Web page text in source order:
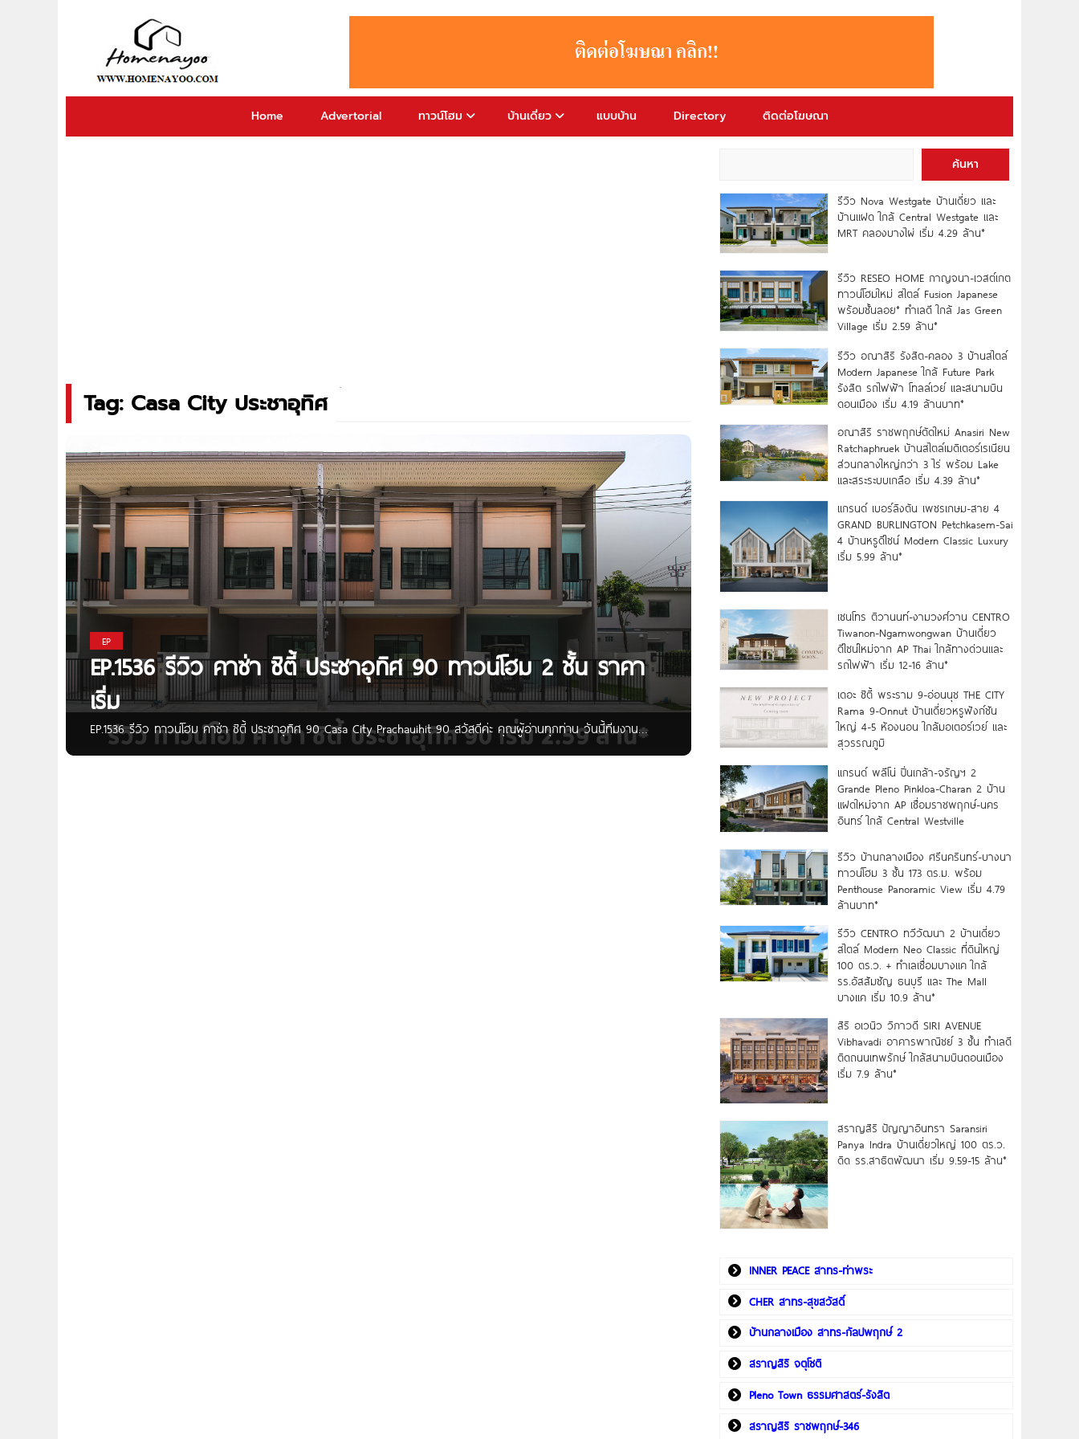
Home Advertorial ทาวน์โฮม บ้านเดี่ยว แบบบ้าน Directory ติดต่อโฆษณา
Tag: Casa City ประชาอุทิศ
EP
EP.1536 รีวิว คาซ่า ซิตี้ ประชาอุทิศ 90 ทาวน์โฮม 2 ชั้น ราคา
เริ่ม
EP.1536 รีวิว ทาวน์โฮม คาซ่า ซิตี้ ประชาอุทิศ 90 Casa City Prachauihit 90 สวัสดีค่ะ คุณผู้อ่านทุกท่าน วันนี้ทีมงาน
Homenayoo ขอพาไปชมโครงการ Casa City ประชาอุทิศ 90 ทาวน์โฮมพร้อมอยู่จาก Q.House บนทำเลศักยภาพ ในซอย
ค้นหา
รีวิว Nova Westgate บ้านเดี่ยว และ
บ้านแฝด ใกล้ Central Westgate และ
MRT คลองบางไผ่ เริ่ม 4.29 ล้าน*
รีวิว RESEO HOME กาญจนา-เวสต์เกต
ทาวน์โฮมใหม่ สไตล์ Fusion Japanese
พร้อมชั้นลอย* ทำเลดี ใกล้ Jas Green
Village เริ่ม 2.59 ล้าน*
รีวิว อณาสิริ รังสิต-คลอง 3 บ้านสไตล์
Modern Japanese ใกล้ Future Park
รังสิต รถไฟฟ้า โทลล์เวย์ และสนามบิน
ดอนเมือง เริ่ม 4.19 ล้านบาท*
อณาสิริ ราชพฤกษ์ตัดใหม่ Anasiri New
Ratchaphruek บ้านสไตล์เมดิเตอร์เรเนียน
ส่วนกลางใหญ่กว่า 3 ไร่ พร้อม Lake
และสระระบบเกลือ เริ่ม 4.39 ล้าน*
แกรนด์ เบอร์ลิงตัน เพชรเกษม-สาย 4
GRAND BURLINGTON Petchkasem-Sai
4 บ้านหรูดีไซน์ Modern Classic Luxury
เริ่ม 5.99 ล้าน*
เซนโทร ติวานนท์-งามวงศ์วาน CENTRO
Tiwanon-Ngamwongwan บ้านเดี่ยว
ดีไซน์ใหม่จาก AP Thai ใกล้ทางด่วนและ
รถไฟฟ้า เริ่ม 12-16 ล้าน*
เดอะ ซิตี้ พระราม 9-อ่อนนุช THE CITY
Rama 9-Onnut บ้านเดี่ยวหรูฟังก์ชัน
ใหญ่ 4-5 ห้องนอน ใกล้มอเตอร์เวย์ และ
สุวรรณภูมิ
แกรนด์ พลีโน่ ปิ่นเกล้า-จรัญฯ 2
Grande Pleno Pinkloa-Charan 2 บ้าน
แฝดใหม่จาก AP เชื่อมราชพฤกษ์-นคร
อินทร์ ใกล้ Central Westville
รีวิว บ้านกลางเมือง ศรีนครินทร์-บางนา
ทาวน์โฮม 3 ชั้น 173 ตร.ม. พร้อม
Penthouse Panoramic View เริ่ม 4.79
ล้านบาท*
รีวิว CENTRO ทวีวัฒนา 2 บ้านเดี่ยว
สไตล์ Modern Neo Classic ที่ดินใหญ่
100 ตร.ว. + ทำเลเชื่อมบางแค ใกล้
รร.อัสสัมชัญ ธนบุรี และ The Mall
บางแค เริ่ม 10.9 ล้าน*
สิริ อเวนิว วิภาวดี SIRI AVENUE
Vibhavadi อาคารพาณิชย์ 3 ชั้น ทำเลดี
ติดถนนเทพรักษ์ ใกล้สนามบินดอนเมือง
เริ่ม 7.9 ล้าน*
สราญสิริ ปัญญาอินทรา Saransiri
Panya Indra บ้านเดี่ยวใหญ่ 100 ตร.ว.
ดิด รร.สาธิตพัฒนา เริ่ม 9.59-15 ล้าน*
INNER PEACE สาทร-ท่าพระ
CHER สาทร-สุขสวัสดิ์
บ้านกลางเมือง สาทร-กัลปพฤกษ์ 2
สราญสิริ จตุโชติ
Pleno Town ธรรมศาสตร์-รังสิต
สราญสิริ ราชพฤกษ์-346